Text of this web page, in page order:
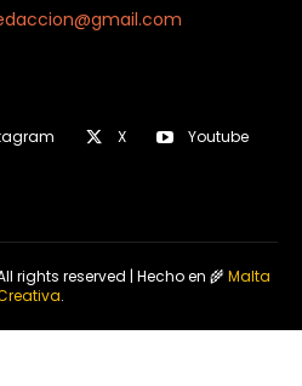
X Youtube
rights reserved | Hecho en 🌾Malta
.